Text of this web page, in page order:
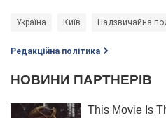
Україна Київ Надзвичайна
Редакційна політика